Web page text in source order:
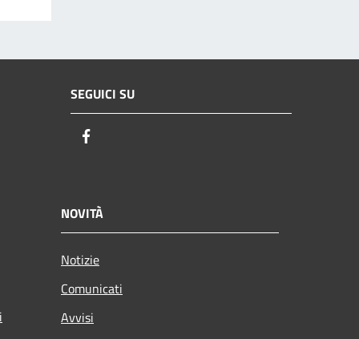
SEGUICI SU
NOVITÀ
Notizie
Comunicati
Avvisi